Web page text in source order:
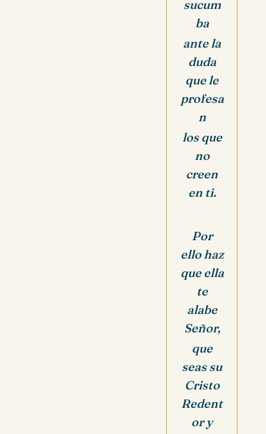
sucum
ba
ante la
duda
que le
profesa
n
los que
no
creen
en ti.
Por
ello haz
que ella
te
alabe
Señor,
que
seas su
Cristo
Redent
or y